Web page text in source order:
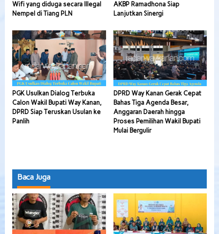
Wifi yang diduga secara Illegal
Nempel di Tiang PLN
AKBP Ramadhona Siap
Lanjutkan Sinergi
PGK Usulkan Dialog Terbuka
Calon Wakil Bupati Way Kanan,
DPRD Siap Teruskan Usulan ke
Panlih
DPRD Way Kanan Gerak Cepat
Bahas Tiga Agenda Besar,
Anggaran Daerah hingga
Proses Pemilihan Wakil Bupati
Mulai Bergulir
Baca Juga